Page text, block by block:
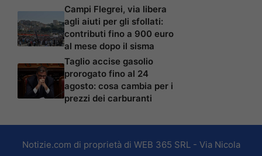
Campi Flegrei, via libera
agli aiuti per gli sfollati:
contributi fino a 900 euro
al mese dopo il sisma
Taglio accise gasolio
prorogato fino al 24
agosto: cosa cambia per i
prezzi dei carburanti
Notizie.com di proprietà di WEB 365 SRL - Via Nicola